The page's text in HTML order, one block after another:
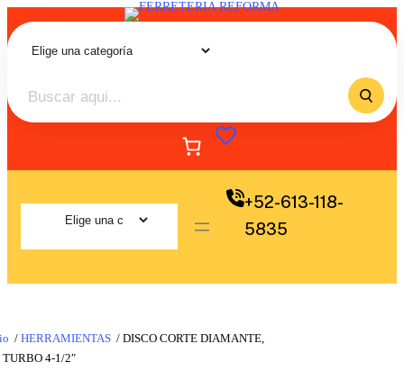
+52-613-118-
5835
/ HERRAMIENTAS / DISCO CORTE DIAMANTE,
4-1/2″